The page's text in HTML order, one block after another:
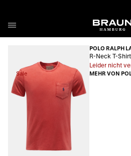
Sale
POLO RALPH
R-Neck T-
Leider nicht
MEHR VON